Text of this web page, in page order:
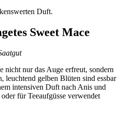
Duft.
Sweet Mace
nicht nur das Auge erfreut, sondern
leuchtend gelben Blüten sind essbar
intensiven Duft nach Anis und
für Teeaufgüsse verwendet